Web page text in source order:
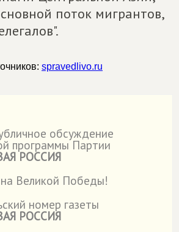
поток мигрантов,
spravedlivo.ru
обсуждение
программы Партии
РОССИЯ
Великой Победы!
номер газеты
РОССИЯ